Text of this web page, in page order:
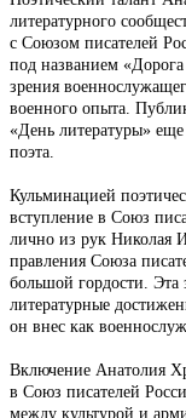
литературного
с Союзом писателей
под названием
зрения
военного опыта.
«День литературы»
поэта.
Кульминацией
вступление в Союз
лично из рук Николая
правления Союза
большой гордости. Эта
литературные
он внес как
Включение Анатолия
в Союз писателей
между культурой и